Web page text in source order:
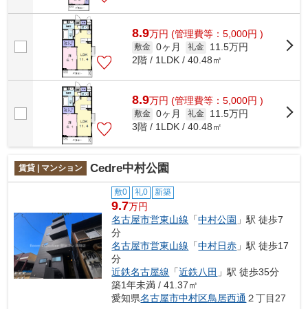
8.9万円 (管理費等：5,000円 )
敷金 0ヶ月 礼金
11.5万円
2階 / 1LDK / 40.48㎡
8.9万円 (管理費等：5,000円 )
敷金 0ヶ月 礼金
11.5万円
3階 / 1LDK / 40.48㎡
賃貸 | マンション Cedre中村公園
敷0 礼0 新築
9.7万円
名古屋市営東山線 「中村公園 」駅 徒歩7
分
名古屋市営東山線 「中村日赤 」駅 徒歩17
分
近鉄名古屋線 「近鉄八田 」駅 徒歩35分
築1年未満 / 41.37㎡
愛知県名古屋市中村区鳥居西通 ２丁目27